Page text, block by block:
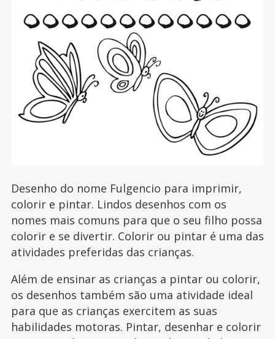
Desenho do nome Fulgencio para imprimir,
colorir e pintar. Lindos desenhos com os
nomes mais comuns para que o seu filho possa
colorir e se divertir. Colorir ou pintar é uma das
atividades preferidas das crianças.
Além de ensinar as crianças a pintar ou colorir,
os desenhos também são uma atividade ideal
para que as crianças exercitem as suas
habilidades motoras. Pintar, desenhar e colorir